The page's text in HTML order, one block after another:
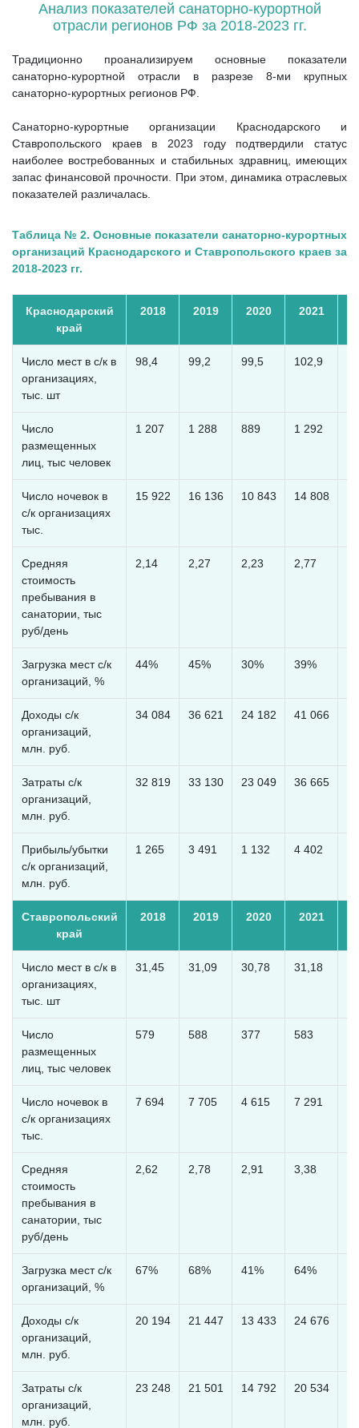
Анализ показателей санаторно-курортной
отрасли регионов РФ за 2018-2023 гг.
Традиционно проанализируем основные показатели
санаторно-курортной отрасли в разрезе 8-ми крупных
санаторно-курортных регионов РФ.
Санаторно-курортные организации Краснодарского и
Ставропольского краев в 2023 году подтвердили статус
наиболее востребованных и стабильных здравниц, имеющих
запас финансовой прочности. При этом, динамика отраслевых
показателей различалась.
Таблица № 2. Основные показатели санаторно-курортных
организаций Краснодарского и Ставропольского краев за
2018-2023 гг.
Краснодарский
край
2018 2019 2020 2021
Число мест в с/к в
организациях,
тыс. шт
98,4 99,2 99,5 102,9
Число
размещенных
лиц, тыс человек
1 207 1 288 889 1 292
Число ночевок в
с/к организациях
тыс.
15 922 16 136 10 843 14 808
Средняя
стоимость
пребывания в
санатории, тыс
руб/день
2,14 2,27 2,23 2,77
Загрузка мест с/к
организаций, %
44% 45% 30% 39%
Доходы с/к
организаций,
млн. руб.
34 084 36 621 24 182 41 066
Затраты с/к
организаций,
млн. руб.
32 819 33 130 23 049 36 665
Прибыль/убытки
с/к организаций,
млн. руб.
1 265 3 491 1 132 4 402
Ставропольский
край
2018 2019 2020 2021
Число мест в с/к в
организациях,
тыс. шт
31,45 31,09 30,78 31,18
Число
размещенных
лиц, тыс человек
579 588 377 583
Число ночевок в
с/к организациях
тыс.
7 694 7 705 4 615 7 291
Средняя
стоимость
пребывания в
санатории, тыс
руб/день
2,62 2,78 2,91 3,38
Загрузка мест с/к
организаций, %
67% 68% 41% 64%
Доходы с/к
организаций,
млн. руб.
20 194 21 447 13 433 24 676
Затраты с/к
организаций,
млн. руб.
23 248 21 501 14 792 20 534